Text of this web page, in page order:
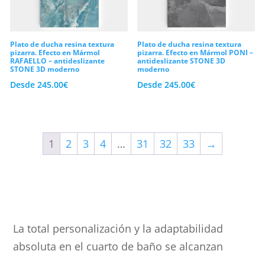
Plato de ducha resina textura
pizarra. Efecto en Mármol
RAFAELLO – antideslizante
STONE 3D moderno
Desde 245.00€
Plato de ducha resina textura
pizarra. Efecto en Mármol PONI –
antideslizante STONE 3D
moderno
Desde245.00€
1 2 3 4 … 31 32 33 →
La total personalización y la adaptabilidad
absoluta en el cuarto de baño se alcanzan